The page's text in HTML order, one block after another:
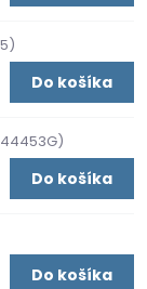
Do košíka
Do košíka
Do košíka